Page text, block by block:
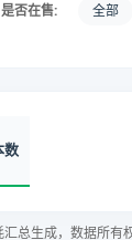
是否在售: 全部
数
总生成，数据所